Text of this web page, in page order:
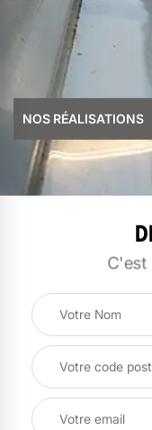
NOS RÉALISATIONS
C'est